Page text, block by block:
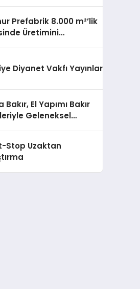
Prefabrik 8.000 m²’lik
Üretimini
Diyanet Vakfı Yayınları, Yeni
Bakır, El Yapımı Bakır
Geleneksel
Stop Uzaktan